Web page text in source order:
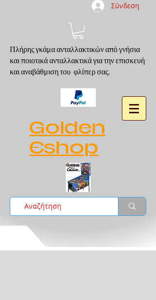
Σύνδεση
Πλήρης γκάμα ανταλλακτικών από γνήσια
και ποιοτικά ανταλλακτικά για την επισκευή
και αναβάθμιση του φλίπερ σας.
Golden
Eshop